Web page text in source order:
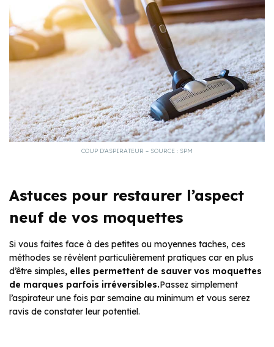
COUP D’ASPIRATEUR – SOURCE : SPM
Astuces pour restaurer l’aspect
neuf de vos moquettes
Si vous faites face à des petites ou moyennes taches, ces
méthodes se révèlent particulièrement pratiques car en plus
d’être simples, elles permettent de sauver vos moquettes
de marques parfois irréversibles.Passez simplement
l’aspirateur une fois par semaine au minimum et vous serez
ravis de constater leur potentiel.